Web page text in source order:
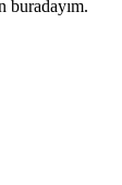
buradayım.